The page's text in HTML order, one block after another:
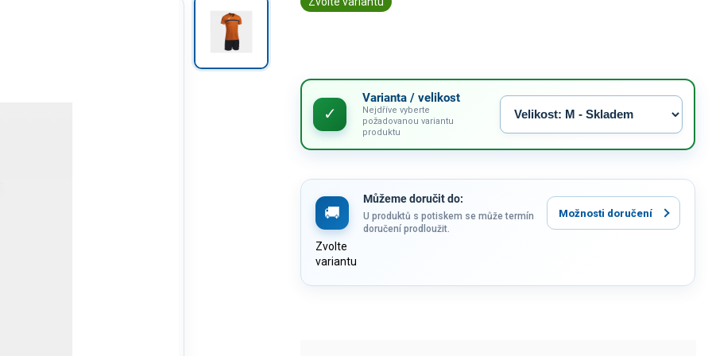
Varianta / velikost
Nejdříve vyberte
požadovanou variantu
produktu
Můžeme doručit do:
Zvolte
variantu
U produktů s potiskem se může termín
doručení prodloužit.
Možnosti doručení